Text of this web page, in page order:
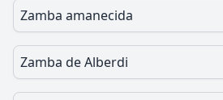
Zamba amanecida
Zamba de Alberdi